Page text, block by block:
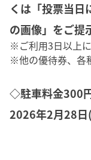
くは「投票当日
の画像」をご提
※ご利用3日以上
※他の優待券、各
◇駐車料金300
2026年2月28日